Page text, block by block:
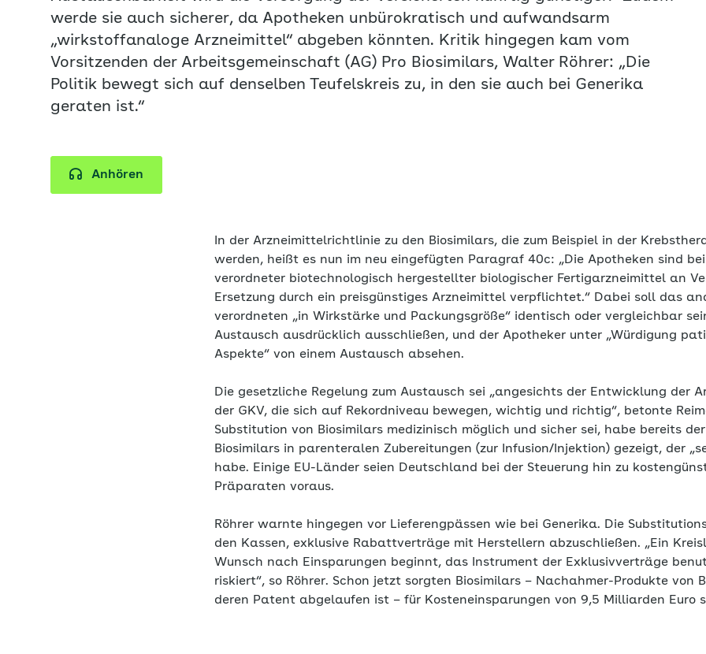
werde sie auch sicherer, da Apotheken unbürokratisch und aufwandsarm
„wirkstoffanaloge Arzneimittel“ abgeben könnten. Kritik hingegen kam vom
Vorsitzenden der Arbeitsgemeinschaft (AG) Pro Biosimilars, Walter Röhrer: „Die
Politik bewegt sich auf denselben Teufelskreis zu, in den sie auch bei Generika
geraten ist.“
Anhören
In der Arzneimittelrichtlinie zu den Biosimilars, die zum Beispiel in der
werden, heißt es nun im neu eingefügten Paragraf 40c: „Die Apotheken sind
verordneter biotechnologisch hergestellter biologischer Fertigarzneimittel an
Ersetzung durch ein preisgünstiges Arzneimittel verpflichtet.“ Dabei soll das
verordneten „in Wirkstärke und Packungsgröße“ identisch oder vergleichbar
Austausch ausdrücklich ausschließen, und der Apotheker unter „Würdigung
Aspekte“ von einem Austausch absehen.
Die gesetzliche Regelung zum Austausch sei „angesichts der Entwicklung der
der GKV, die sich auf Rekordniveau bewegen, wichtig und richtig“, betonte
Substitution von Biosimilars medizinisch möglich und sicher sei, habe bereits
Biosimilars in parenteralen Zubereitungen (zur Infusion/Injektion) gezeigt, der
habe. Einige EU-Länder seien Deutschland bei der Steuerung hin zu
Präparaten voraus.
Röhrer warnte hingegen vor Lieferengpässen wie bei Generika. Die
den Kassen, exklusive Rabattverträge mit Herstellern abzuschließen. „Ein
Wunsch nach Einsparungen beginnt, das Instrument der Exklusivverträge
riskiert“, so Röhrer. Schon jetzt sorgten Biosimilars – Nachahmer-Produkte von
deren Patent abgelaufen ist – für Kosteneinsparungen von 9,5 Milliarden Euro